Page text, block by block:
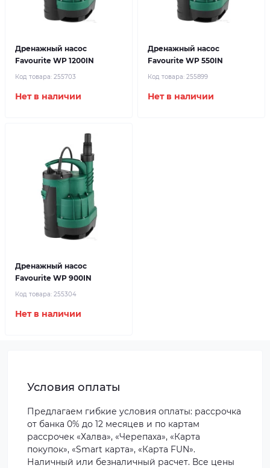
Дренажный насос
Favourite WP 1200IN
Код товара: 255703
Нет в наличии
Дренажный насос
Favourite WP 550IN
Код товара: 255899
Нет в наличии
Дренажный насос
Favourite WP 900IN
Код товара: 255304
Нет в наличии
Условия оплаты
Предлагаем гибкие условия оплаты: рассрочка
от банка 0% до 12 месяцев и по картам
рассрочек «Халва», «Черепаха», «Карта
покупок», «Smart карта», «Карта FUN».
Наличный или безналичный расчет. Все цены